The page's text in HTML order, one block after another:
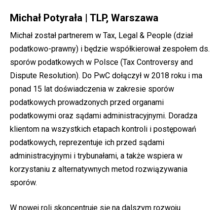
Michał Potyrała | TLP, Warszawa
Michał został partnerem w Tax, Legal & People (dział
podatkowo-prawny) i będzie współkierował zespołem ds.
sporów podatkowych w Polsce (Tax Controversy and
Dispute Resolution). Do PwC dołączył w 2018 roku i ma
ponad 15 lat doświadczenia w zakresie sporów
podatkowych prowadzonych przed organami
podatkowymi oraz sądami administracyjnymi. Doradza
klientom na wszystkich etapach kontroli i postępowań
podatkowych, reprezentuje ich przed sądami
administracyjnymi i trybunałami, a także wspiera w
korzystaniu z alternatywnych metod rozwiązywania
sporów.
W nowej roli skoncentruje się na dalszym rozwoju